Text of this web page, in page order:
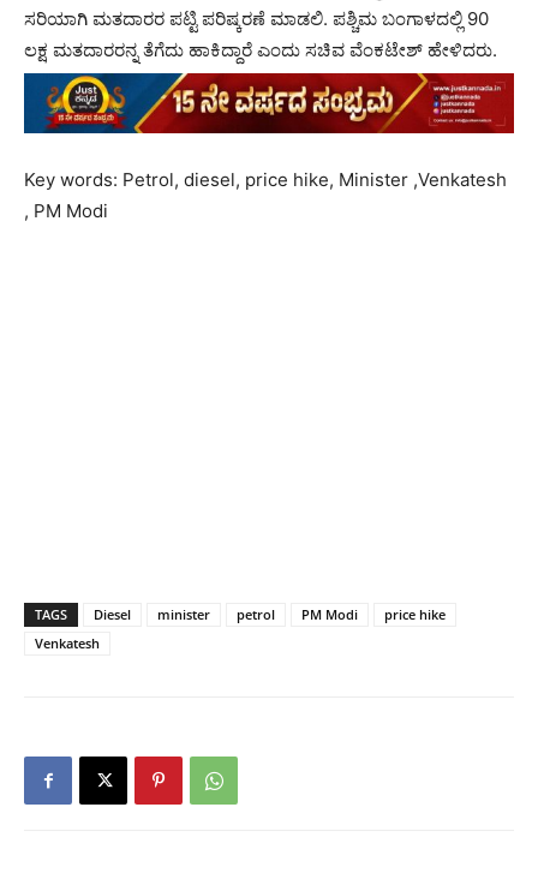
ಸರಿಯಾಗಿ ಮತದಾರರ ಪಟ್ಟಿ ಪರಿಷ್ಕರಣೆ ಮಾಡಲಿ. ಪಶ್ಚಿಮ ಬಂಗಾಳದಲ್ಲಿ 90
ಲಕ್ಷ ಮತದಾರರನ್ನ ತೆಗೆದು ಹಾಕಿದ್ದಾರೆ ಎಂದು ಸಚಿವ ವೆಂಕಟೇಶ್ ಹೇಳಿದರು.
Key words: Petrol, diesel, price hike, Minister ,Venkatesh
, PM Modi
TAGS Diesel minister petrol PM Modi
price hike
Venkatesh